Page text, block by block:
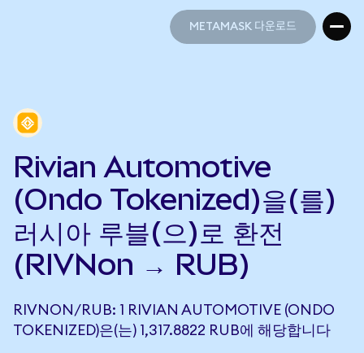
METAMASK 다운로드
Rivian Automotive
(Ondo Tokenized)을(를)
러시아 루블(으)로 환전
(RIVNon → RUB)
RIVNON/RUB: 1 RIVIAN AUTOMOTIVE (ONDO
TOKENIZED)은(는) 1,317.8822 RUB에 해당합니다